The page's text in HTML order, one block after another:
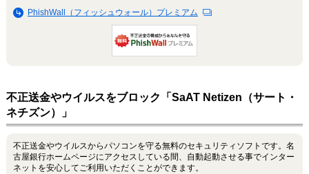
PhishWall（フィッシュウォール）プレミアム
不正送金やウイルスをブロック「SaAT Netizen（サート・
ネチズン）」
不正送金やウイルスからパソコンを守る無料のセキュリティソフトです。名
古屋銀行ホームページにアクセスしている間、自動起動させる事でインター
ネットを安心してご利用いただくことができます。